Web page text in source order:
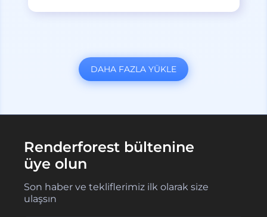
DAHA FAZLA YÜKLE
Renderforest bültenine
üye olun
Son haber ve tekliflerimiz ilk olarak size
ulaşsın